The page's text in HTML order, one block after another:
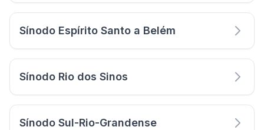
Sínodo Espírito Santo a Belém
Sínodo Rio dos Sinos
Sínodo Sul-Rio-Grandense